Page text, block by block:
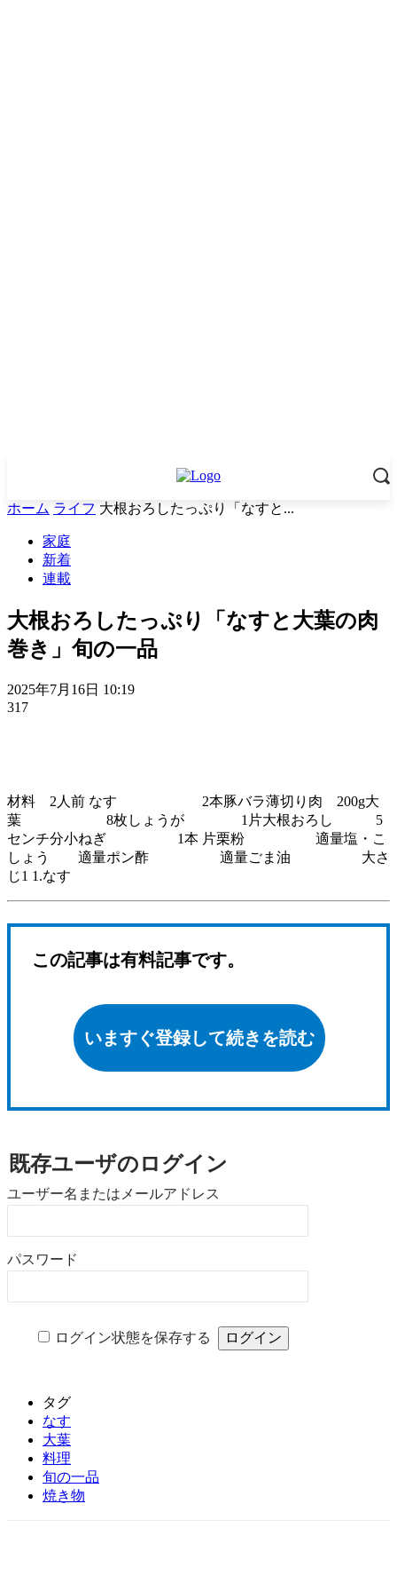
ホーム ライフ 大根おろしたっぷり「なすと...
家庭
新着
連載
大根おろしたっぷり「なすと大葉の肉
巻き」旬の一品
2025年7月16日 10:19
317
材料 2人前 なす 2本豚バラ薄切り肉 200g大
葉 8枚しょうが 1片大根おろし 5
センチ分小ねぎ 1本 片栗粉 適量塩・こ
しょう 適量ポン酢 適量ごま油 大さ
じ1 1.なす
この記事は有料記事です。
いますぐ登録して続きを読む
既存ユーザのログイン
ユーザー名またはメールアドレス
パスワード
ログイン状態を保存する
タグ
なす
大葉
料理
旬の一品
焼き物